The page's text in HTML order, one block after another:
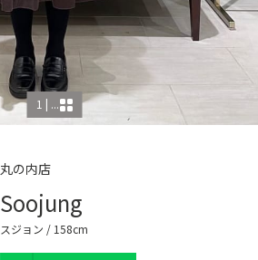
1 | ...
丸の内店
Soojung
スジョン / 158cm